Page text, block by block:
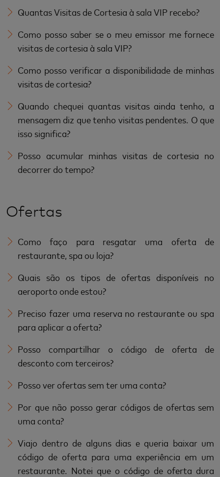
Quantas Visitas de Cortesia à sala VIP recebo?
Como posso saber se o meu emissor me fornece
visitas de cortesia à sala VIP?
Como posso verificar a disponibilidade de minhas
visitas de cortesia?
Quando chequei quantas visitas ainda tenho, a
mensagem diz que tenho visitas pendentes. O que
isso significa?
Posso acumular minhas visitas de cortesia no
decorrer do tempo?
Ofertas
Como faço para resgatar uma oferta de
restaurante, spa ou loja?
Quais são os tipos de ofertas disponíveis no
aeroporto onde estou?
Preciso fazer uma reserva no restaurante ou spa
para aplicar a oferta?
Posso compartilhar o código de oferta de
desconto com terceiros?
Posso ver ofertas sem ter uma conta?
Por que não posso gerar códigos de ofertas sem
uma conta?
Viajo dentro de alguns dias e queria baixar um
código de oferta para uma experiência em um
restaurante. Notei que o código de oferta dura